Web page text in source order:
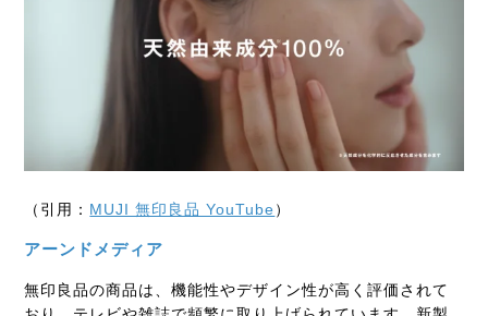
（引用： MUJI 無印良品 YouTube）
アーンドメディア
無印良品の商品は、機能性やデザイン性が高く評価されて